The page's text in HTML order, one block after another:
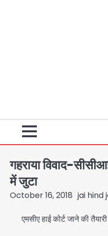
गहराया विवाद-
में जुटा
October 16, 2018 jai hind
एमसीए हाई कोर्ट जाने की